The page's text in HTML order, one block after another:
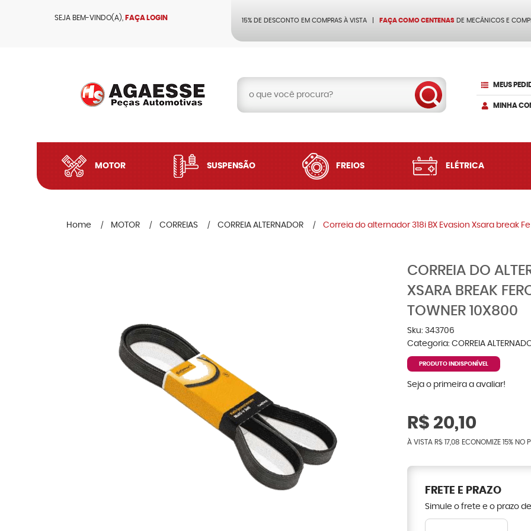
SEJA BEM-VINDO(A), FAÇA LOGIN 15% DE DESCONTO EM COMPRAS À VISTA FAÇA COMO CENTENAS DE MECÂNICOS E
MEUS
MINHA
MOTOR SUSPENSÃO FREIOS ELÉTRICA
Home MOTOR CORREIAS CORREIA ALTERNADOR Correia do alternador 318i BX Evasion Xsara break
CORREIA DO
XSARA BREAK
TOWNER 10X800
Sku: 343706
Categoria: CORREIA
PRODUTO INDISPONÍVEL
Seja o primeira a avaliar!
R$ 20,10
À VISTA R$ 17,08 ECONOMIZE 15% NO
FRETE E PRAZO
Simule o frete e o prazo